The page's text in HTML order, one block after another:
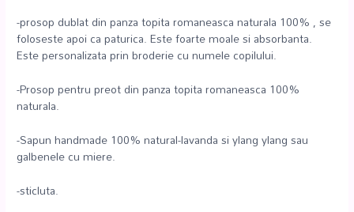
-prosop dublat din panza topita romaneasca naturala 100% , se
foloseste apoi ca paturica. Este foarte moale si absorbanta.
Este personalizata prin broderie cu numele copilului.
-Prosop pentru preot din panza topita romaneasca 100%
naturala.
-Sapun handmade 100% natural-lavanda si ylang ylang sau
galbenele cu miere.
-sticluta.